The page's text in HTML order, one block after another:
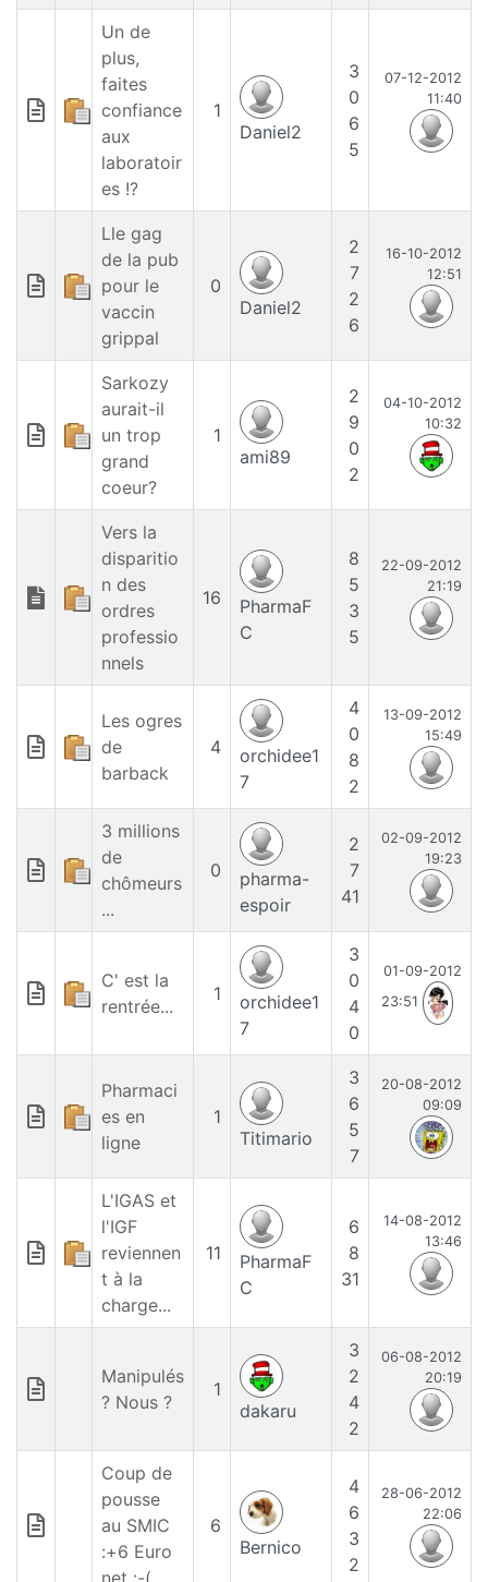
Un de
plus,
faites
confiance
aux
laboratoir
es !?
1
Daniel2
3
0
6
5
07-12-2012
11:40
Lle gag
de la pub
pour le
vaccin
grippal
0
Daniel2
2
7
2
6
16-10-2012
12:51
Sarkozy
aurait-il
un trop
grand
coeur?
1
ami89
2
9
0
2
04-10-2012
10:32
Vers la
disparitio
n des
ordres
professio
nnels
16
PharmaF
C
8
5
3
5
22-09-2012
21:19
Les ogres
de
barback
4
orchidee1
7
4
0
8
2
13-09-2012
15:49
3 millions
de
chômeurs
...
0
pharma-
espoir
2
7
41
02-09-2012
19:23
C' est la
rentrée...
1
orchidee1
7
3
0
4
0
01-09-2012
23:51
Pharmaci
es en
ligne
1
Titimario
3
6
5
7
20-08-2012
09:09
L'IGAS et
l'IGF
reviennen
t à la
charge...
11
PharmaF
C
6
8
31
14-08-2012
13:46
Manipulés
? Nous ?
1
dakaru
3
2
4
2
06-08-2012
20:19
Coup de
pousse
au SMIC
:+6 Euro
6
Bernico
4
6
3
2
28-06-2012
22:06